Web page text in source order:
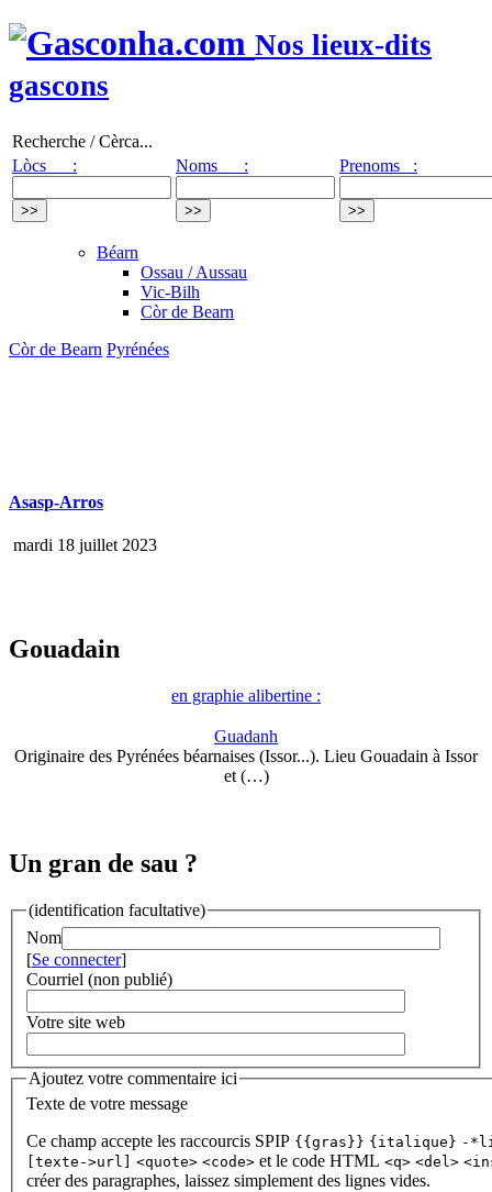
Nos lieux-dits
gascons
Recherche / Cèrca...
Lòcs :
Noms : Prenoms :
Béarn
Ossau / Aussau
Vic-Bilh
Còr de Bearn
Còr de Bearn Pyrénées
Asasp-Arros
mardi 18 juillet 2023
Gouadain
en graphie alibertine :
Guadanh
Originaire des Pyrénées béarnaises (Issor...). Lieu Gouadain à Issor
et (…)
Un gran de sau ?
(identification facultative)
Nom
[Se connecter]
Courriel (non publié)
Votre site web
Ajoutez votre commentaire ici
Texte de votre message
Ce champ accepte les raccourcis SPIP {{gras}} {italique} -
[texte->url]
<quote> <code> et le code HTML <q> <del>
créer des paragraphes, laissez simplement des lignes vides.